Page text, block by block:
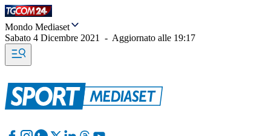
Mondo Mediaset
Sabato 4 Dicembre 2021
- Aggiornato alle 19:17